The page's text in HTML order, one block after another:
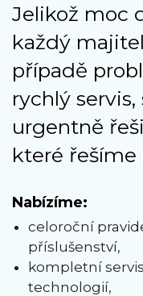
Jelikož moc
každý
případě
rychlý
urgentně
které řešíme
Nabízíme:
celoroční
příslušenství,
kompletní
technologií,